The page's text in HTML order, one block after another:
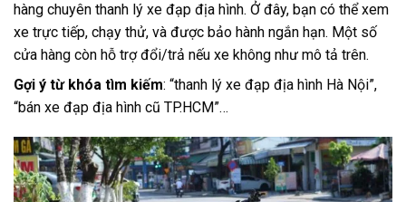
hàng chuyên thanh lý xe đạp địa hình. Ở đây, bạn có thể xem
xe trực tiếp, chạy thử, và được bảo hành ngắn hạn. Một số
cửa hàng còn hỗ trợ đổi/trả nếu xe không như mô tả trên.
Gợi ý từ khóa tìm kiếm: “thanh lý xe đạp địa hình Hà Nội”,
“bán xe đạp địa hình cũ TP.HCM”…